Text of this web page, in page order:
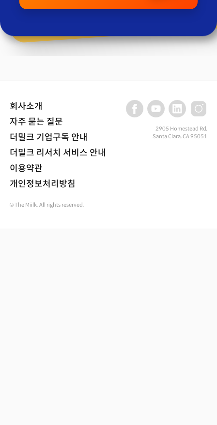
회사소개
자주 묻는 질문
더밀크 기업구독 안내
더밀크 리서치 서비스 안내
이용약관
개인정보처리방침
2905 Homestead Rd,
Santa Clara, CA 95051
© The Miilk. All rights reserved.